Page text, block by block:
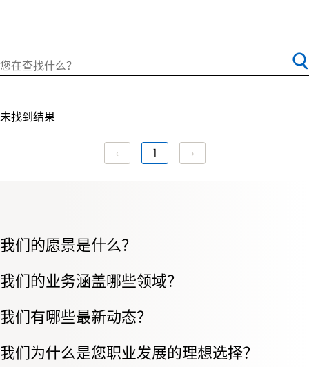
未找到结果
‹ 1 ›
我们的愿景是什么？
我们的业务涵盖哪些领域？
我们有哪些最新动态？
我们为什么是您职业发展的理想选择？